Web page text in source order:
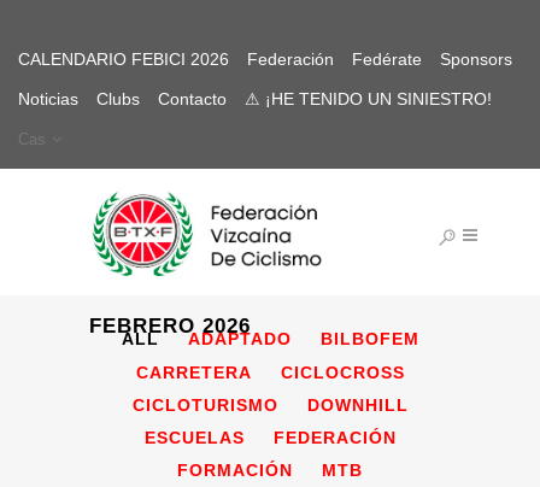
CALENDARIO FEBICI 2026 Federación Fedérate Sponsors
Noticias Clubs Contacto ⚠ ¡HE TENIDO UN SINIESTRO!
Cas
FEBRERO 2026
ALL ADAPTADO
BILBOFEM
CARRETERA
CICLOCROSS
CICLOTURISMO
DOWNHILL
ESCUELAS
FEDERACIÓN
FORMACIÓN
MTB